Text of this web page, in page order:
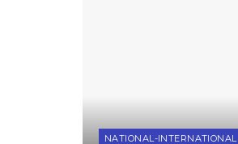
NATIONAL-INTERNATIONAL